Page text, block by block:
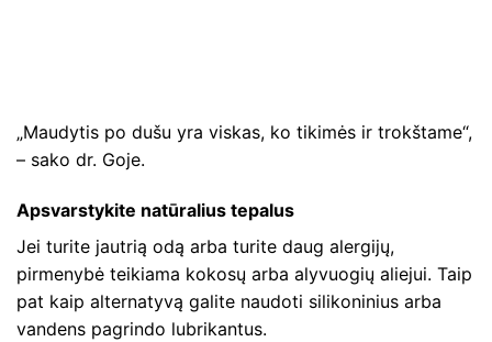
„Maudytis po dušu yra viskas, ko tikimės ir trokštame“,
– sako dr. Goje.
Apsvarstykite natūralius tepalus
Jei turite jautrią odą arba turite daug alergijų,
pirmenybė teikiama kokosų arba alyvuogių aliejui. Taip
pat kaip alternatyvą galite naudoti silikoninius arba
vandens pagrindo lubrikantus.